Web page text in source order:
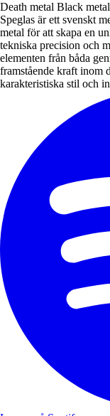
Death metal Black metal
Speglas är ett svenskt
metal för att skapa en
tekniska precision och
elementen från båda
framstående kraft inom
karakteristiska stil och